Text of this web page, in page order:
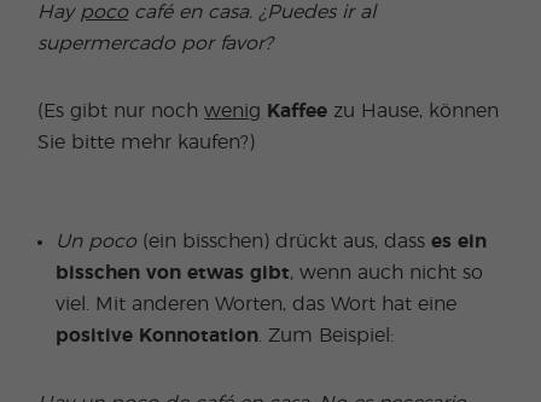
Hay poco café en casa. ¿Puedes ir al
supermercado por favor?
(Es gibt nur nochwenig Kaffee zu Hause, können
Sie bitte mehr kaufen?)
Un poco (ein bisschen) drückt aus, dasses ein
bisschen von etwas gibt, wenn auch nicht so
viel. Mit anderen Worten, das Wort hat eine
positive Konnotation . Zum Beispiel: